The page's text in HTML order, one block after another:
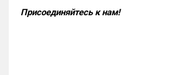
Присоединяйтесь к нам!